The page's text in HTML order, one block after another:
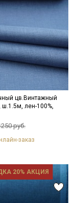
может потерять
150С;
сушить в
цвета
цв.Винтажный
лен-100%,
руб.
заказ
20% АКЦИЯ